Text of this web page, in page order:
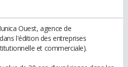
Ouest, agence de
l'édition des entreprises
et commerciale).